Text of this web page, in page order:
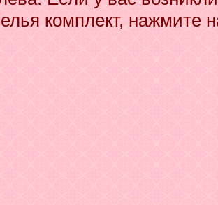
комплект, нажмите